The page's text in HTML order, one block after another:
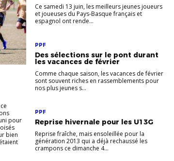
pour
bien
Ce samedi 13 juin, les meilleurs jeunes joueurs
et joueuses du Pays-Basque français et
espagnol ont rende...
PPF
Des sélections sur le pont durant
les vacances de février
Comme chaque saison, les vacances de février
sont souvent riches en rassemblements pour
nos plus jeunes s...
PPF
Reprise hivernale pour les U13G
Reprise fraîche, mais ensoleillée pour la
génération 2013 qui a déjà rechaussé les
crampons ce dimanche 4...